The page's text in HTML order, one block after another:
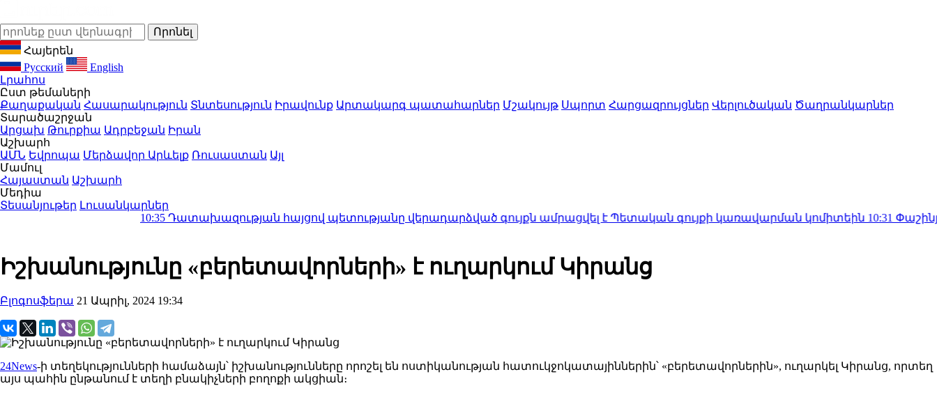
Հայերեն
Русский
English
Լրահոս
Ըստ թեմաների
Քաղաքական Հասարակություն Տնտեսություն Իրավունք Արտակարգ պատահարներ Մշակույթ Սպորտ Հարցազրույցներ Վերլուծական Ծաղրանկարներ
Տարածաշրջան
Արցախ Թուրքիա Ադրբեջան Իրան
Աշխարհ
ԱՄՆ Եվրոպա Մերձավոր Արևելք Ռուսաստան Այլ
Մամուլ
Հայաստան Աշխարհ
Մեդիա
Տեսանյութեր Լուսանկարներ
Դատախազության հայցով պետությանը վերադարձված գույքն ամրացվել է Պետական գույքի կառավարման կոմիտեին10:31Փաշինյանը
Իշխանությունը «բերետավորների» է ուղարկում Կիրանց
Բլոգոսֆերա 21 Ապրիլ, 2024 19:34
24News-ի տեղեկությունների համաձայն՝ իշխանությունները որոշել են ոստիկանության հատուկջոկատայիններին՝ «բերետավորներին», ուղարկել Կիրանց, որտեղ
այս պահին ընթանում է տեղի բնակիչների բողոքի ակցիան։